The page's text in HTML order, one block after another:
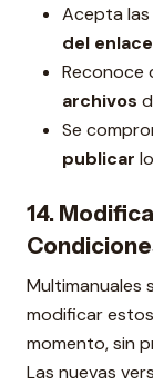
Acepta
del
Reconoce
archivos
Se
publicar
14.
Multimanuales
modificar
momento, sin
Las nuevas